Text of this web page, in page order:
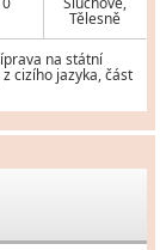
Tělesně
na státní
cizího jazyka, část